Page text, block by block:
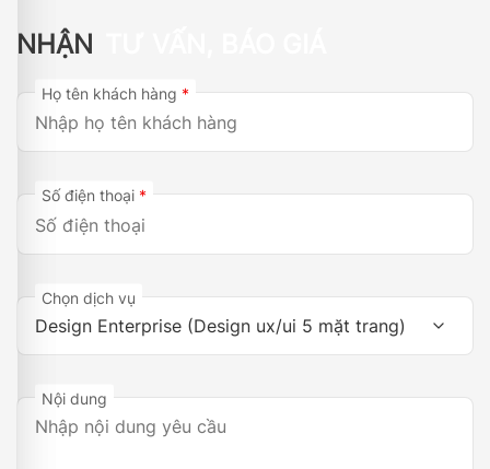
NHẬN
Họ tên khách hàng *
Số điện thoại *
Chọn dịch vụ
Nội dung